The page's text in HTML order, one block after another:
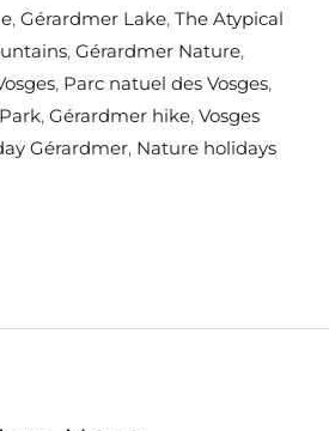
, Gérardmer Lake, The Atypical
, Gérardmer Nature,
, Parc natuel des Vosges,
, Gérardmer hike, Vosges
Gérardmer, Nature holidays